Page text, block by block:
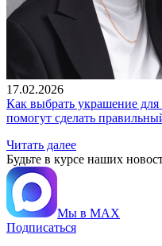
17.02.2026
Как выбрать украшение
помогут сделать
Читать далее
Будьте в курсе наших
Мы в MAX
Подписаться